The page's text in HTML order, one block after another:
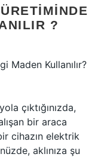
?
Maden Kullanılır?
çıktığınızda,
bir araca
cihazın elektrik
aklınıza şu